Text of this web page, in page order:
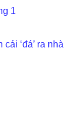
1
‘đá’ ra nhà